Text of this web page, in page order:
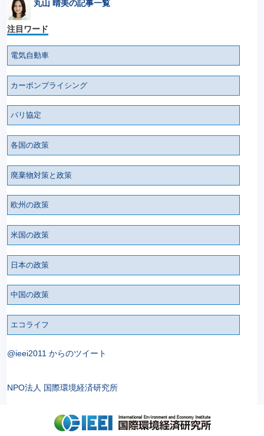
丸山 晴美の記事一覧
注目ワード
電気自動車
カーボンプライシング
パリ協定
各国の政策
廃棄物対策と政策
欧州の政策
米国の政策
日本の政策
中国の政策
エコライフ
@ieei2011 からのツイート
NPO法人 国際環境経済研究所